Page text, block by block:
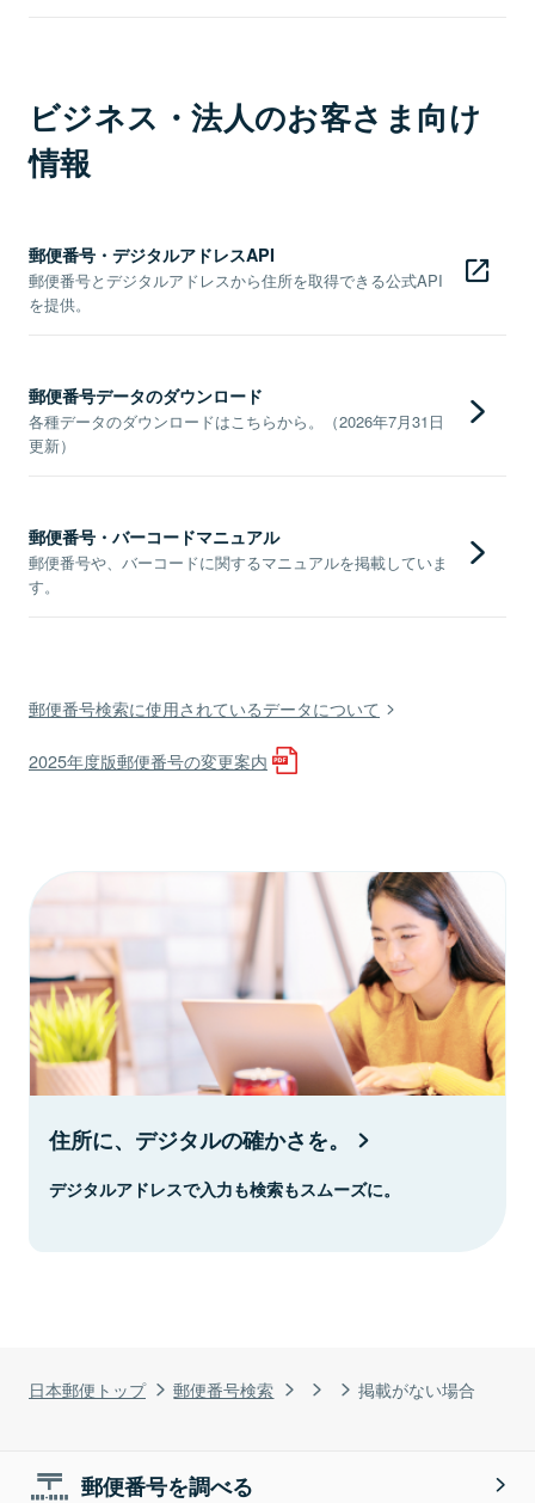
日本郵便トップ 郵便番号検索 掲載がない場合
ビジネス・法人のお客さま向け
情報
郵便番号・デジタルアドレスAPI
郵便番号とデジタルアドレスから住所を取得できる公式API
を提供。
郵便番号データのダウンロード
各種データのダウンロードはこちらから。（2026年7月31日
更新）
郵便番号・バーコードマニュアル
郵便番号や、バーコードに関するマニュアルを掲載していま
す。
郵便番号検索に使用されているデータについて
2025年度版郵便番号の変更案内
住所に、デジタルの確かさを。
デジタルアドレスで入力も検索もスムーズに。
郵便番号を調べる